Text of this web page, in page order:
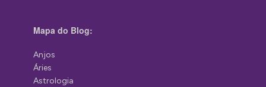
Mapa do Blog:
Anjos
Áries
Astrologia